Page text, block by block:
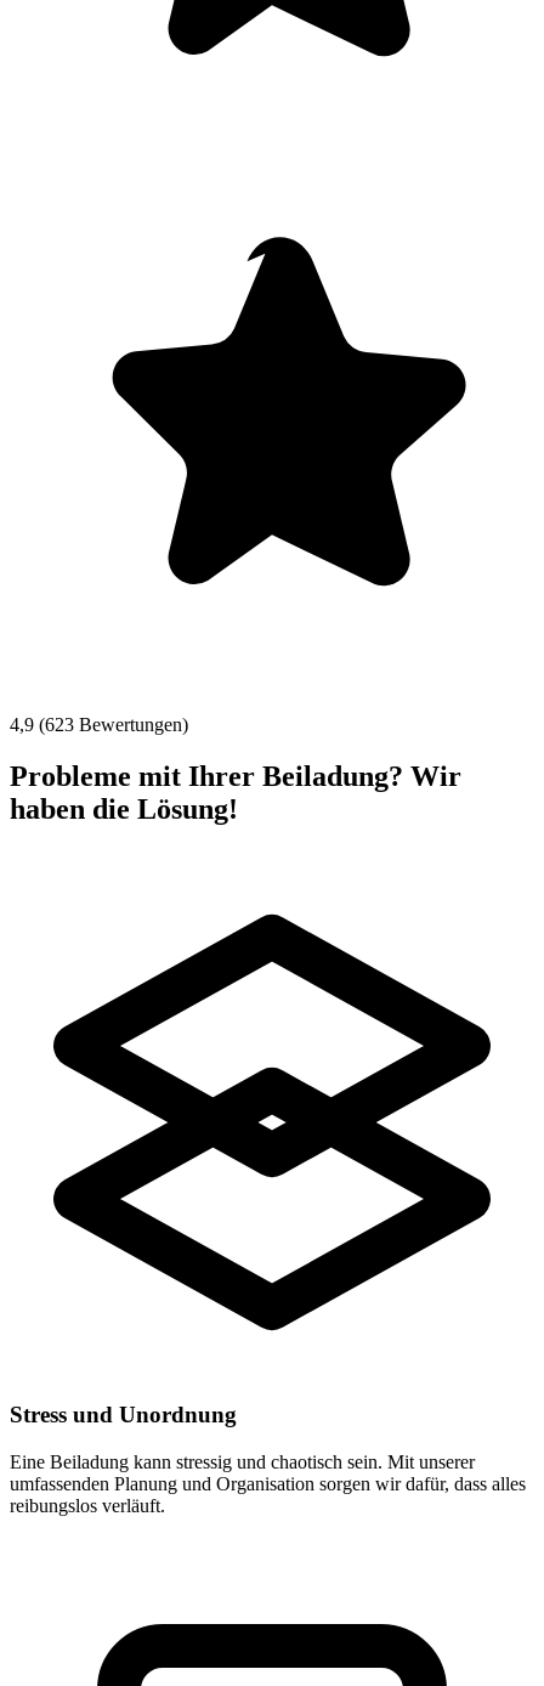
4,9 (623 Bewertungen)
Probleme mit Ihrer Beiladung? Wir
haben die Lösung!
Stress und Unordnung
Eine Beiladung kann stressig und chaotisch sein. Mit unserer
umfassenden Planung und Organisation sorgen wir dafür, dass alles
reibungslos verläuft.